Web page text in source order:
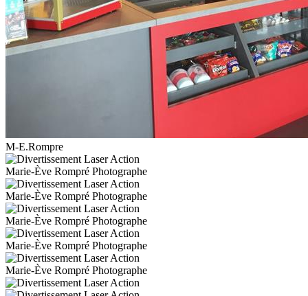
M-E.Rompre
Marie-Ève Rompré Photographe
Marie-Ève Rompré Photographe
Marie-Ève Rompré Photographe
Marie-Ève Rompré Photographe
Marie-Ève Rompré Photographe